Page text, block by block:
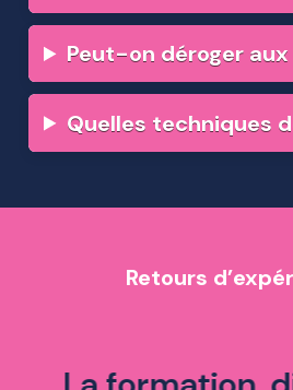
Peut-on déroger aux
Quelles techniques de rapidité d'exécution
Retours